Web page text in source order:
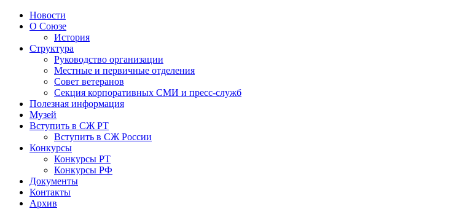
Новости
О Союзе
История
Структура
Руководство организации
Местные и первичные отделения
Совет ветеранов
Секция корпоративных СМИ и пресс-служб
Полезная информация
Музей
Вступить в СЖ РТ
Вступить в СЖ России
Конкурсы
Конкурсы РТ
Конкурсы РФ
Документы
Контакты
Архив